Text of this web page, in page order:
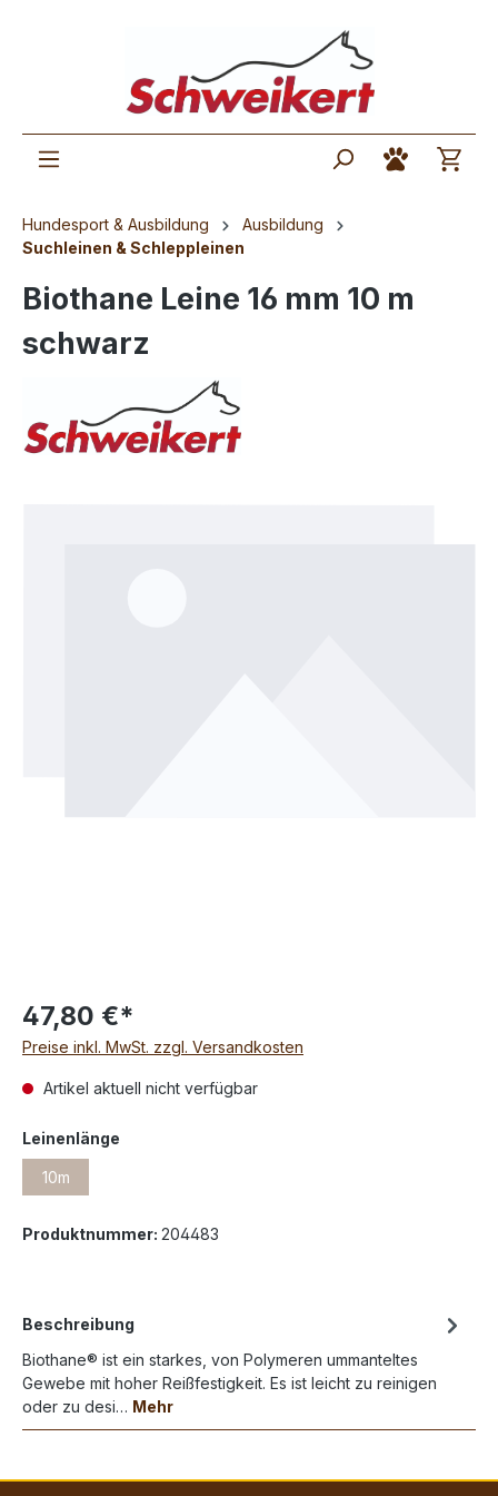
Hundesport & Ausbildung
Ausbildung
Suchleinen & Schleppleinen
Biothane Leine 16 mm 10 m
schwarz
47,80 €*
Preise inkl. MwSt. zzgl. Versandkosten
Artikel aktuell nicht verfügbar
Leinenlänge
10m
Produktnummer: 204483
Beschreibung
Biothane® ist ein starkes, von Polymeren ummanteltes
Gewebe mit hoher Reißfestigkeit. Es ist leicht zu reinigen
oder zu desi… Mehr